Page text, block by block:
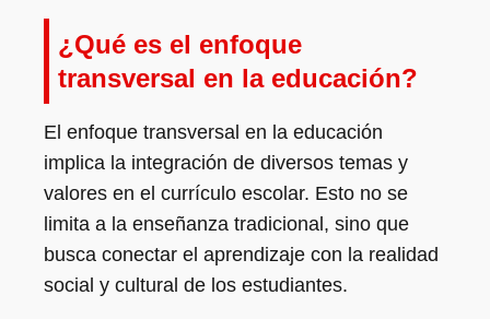
¿Qué es el enfoque
transversal en la educación?
El enfoque transversal en la educación
implica la integración de diversos temas y
valores en el currículo escolar. Esto no se
limita a la enseñanza tradicional, sino que
busca conectar el aprendizaje con la realidad
social y cultural de los estudiantes.